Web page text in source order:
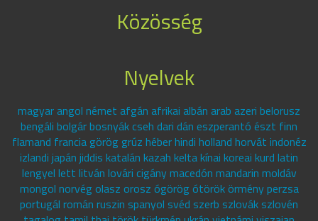
Közösség
Nyelvek
magyar angol német afgán afrikai albán arab azeri belorusz
bengáli bolgár bosnyák cseh dari dán eszperantó észt finn
flamand francia görög grúz héber hindi holland horvát indonéz
izlandi japán jiddis katalán kazah kelta kínai koreai kurd latin
lengyel lett litván lovári cigány macedón mandarin moldáv
mongol norvég olasz orosz ógörög ótörök örmény perzsa
portugál román ruszin spanyol svéd szerb szlovák szlovén